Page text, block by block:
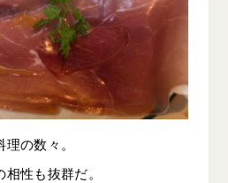
の数々。
性も抜群だ。